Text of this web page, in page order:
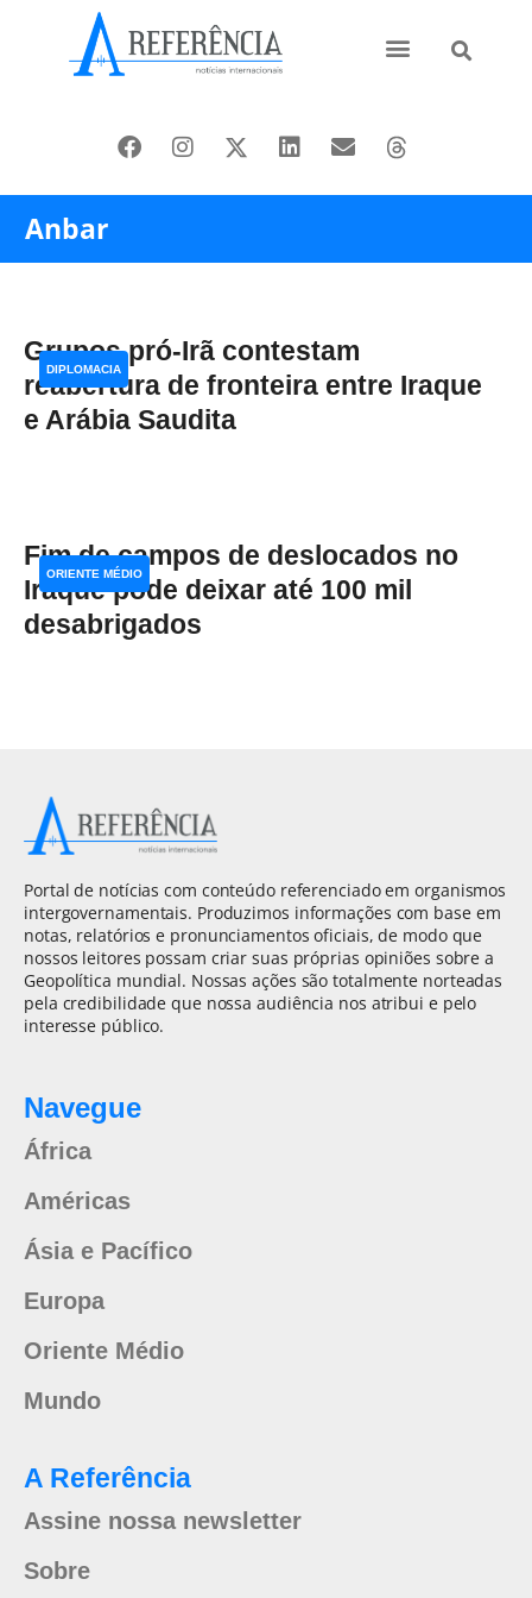
Anbar
Grupos pró-Irã contestam
reabertura de fronteira entre Iraque
e Arábia Saudita
DIPLOMACIA
Fim de campos de deslocados no
Iraque pode deixar até 100 mil
desabrigados
ORIENTE MÉDIO
Portal de notícias com conteúdo referenciado em organismos
intergovernamentais. Produzimos informações com base em
notas, relatórios e pronunciamentos oficiais, de modo que
nossos leitores possam criar suas próprias opiniões sobre a
Geopolítica mundial. Nossas ações são totalmente norteadas
pela credibilidade que nossa audiência nos atribui e pelo
interesse público.
Navegue
África
Américas
Ásia e Pacífico
Europa
Oriente Médio
Mundo
A Referência
Assine nossa newsletter
Sobre